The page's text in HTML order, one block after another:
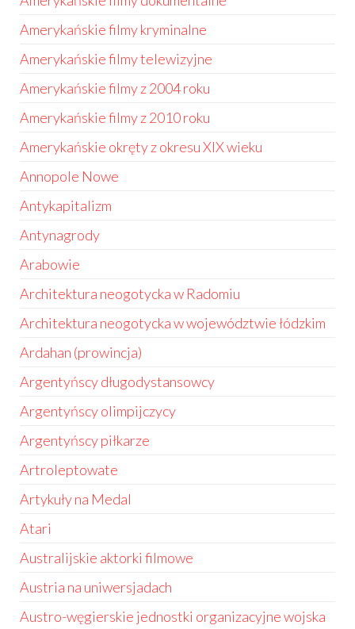
Amerykańskie filmy kryminalne
Amerykańskie filmy telewizyjne
Amerykańskie filmy z 2004 roku
Amerykańskie filmy z 2010 roku
Amerykańskie okręty z okresu XIX wieku
Annopole Nowe
Antykapitalizm
Antynagrody
Arabowie
Architektura neogotycka w Radomiu
Architektura neogotycka w województwie łódzkim
Ardahan (prowincja)
Argentyńscy długodystansowcy
Argentyńscy olimpijczycy
Argentyńscy piłkarze
Artroleptowate
Artykuły na Medal
Atari
Australijskie aktorki filmowe
Austria na uniwersjadach
Austro-węgierskie jednostki organizacyjne wojska